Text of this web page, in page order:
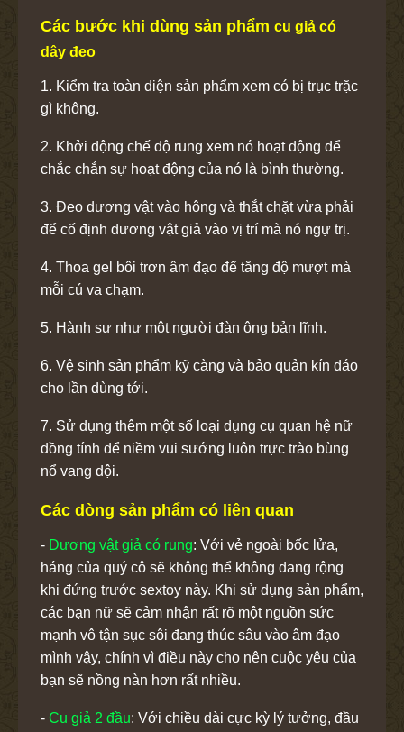
Các bước khi dùng sản phẩm cu giả có
dây đeo
1. Kiểm tra toàn diện sản phẩm xem có bị trục trặc
gì không.
2. Khởi động chế độ rung xem nó hoạt động để
chắc chắn sự hoạt động của nó là bình thường.
3. Đeo dương vật vào hông và thắt chặt vừa phải
để cố định dương vật giả vào vị trí mà nó ngự trị.
4. Thoa gel bôi trơn âm đạo để tăng độ mượt mà
mỗi cú va chạm.
5. Hành sự như một người đàn ông bản lĩnh.
6. Vệ sinh sản phẩm kỹ càng và bảo quản kín đáo
cho lần dùng tới.
7. Sử dụng thêm một số loại dụng cụ quan hệ nữ
đồng tính để niềm vui sướng luôn trực trào bùng
nổ vang dội.
Các dòng sản phẩm có liên quan
- Dương vật giả có rung: Với vẻ ngoài bốc lửa,
háng của quý cô sẽ không thể không dang rộng
khi đứng trước sextoy này. Khi sử dụng sản phẩm,
các bạn nữ sẽ cảm nhận rất rõ một nguồn sức
mạnh vô tận sục sôi đang thúc sâu vào âm đạo
mình vậy, chính vì điều này cho nên cuộc yêu của
bạn sẽ nồng nàn hơn rất nhiều.
- Cu giả 2 đầu: Với chiều dài cực kỳ lý tưởng, đầu